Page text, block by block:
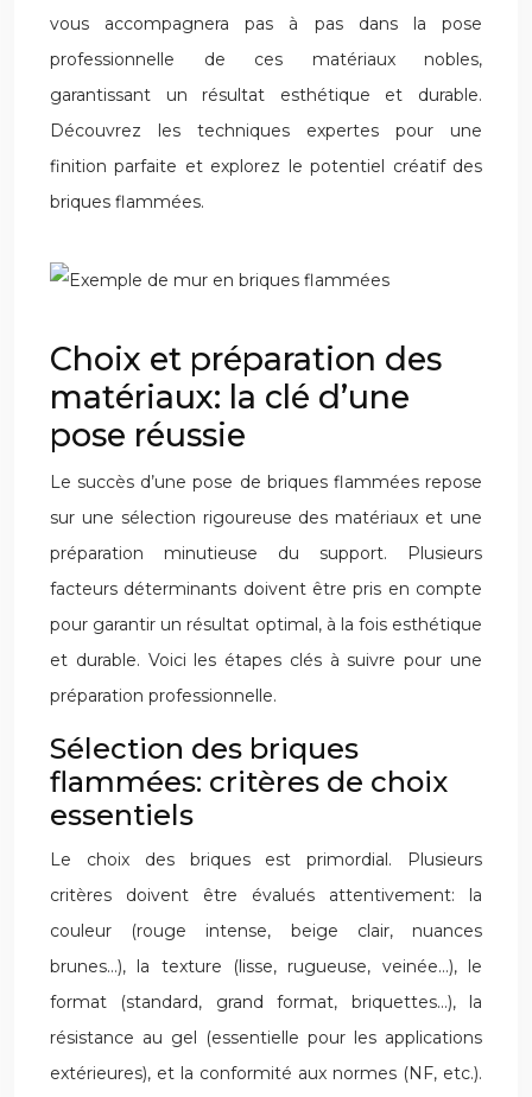
vous accompagnera pas à pas dans la pose
professionnelle de ces matériaux nobles,
garantissant un résultat esthétique et durable.
Découvrez les techniques expertes pour une
finition parfaite et explorez le potentiel créatif des
briques flammées.
Choix et préparation des
matériaux: la clé d’une
pose réussie
Le succès d’une pose de briques flammées repose
sur une sélection rigoureuse des matériaux et une
préparation minutieuse du support. Plusieurs
facteurs déterminants doivent être pris en compte
pour garantir un résultat optimal, à la fois esthétique
et durable. Voici les étapes clés à suivre pour une
préparation professionnelle.
Sélection des briques
flammées: critères de choix
essentiels
Le choix des briques est primordial. Plusieurs
critères doivent être évalués attentivement: la
couleur (rouge intense, beige clair, nuances
brunes…), la texture (lisse, rugueuse, veinée…), le
format (standard, grand format, briquettes…), la
résistance au gel (essentielle pour les applications
extérieures), et la conformité aux normes (NF, etc.).